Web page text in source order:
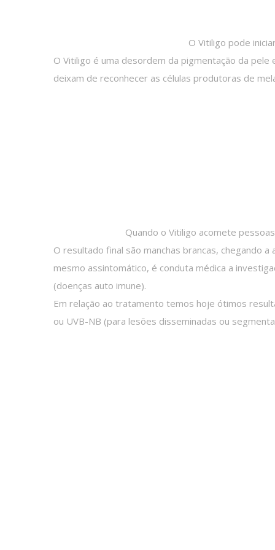
O Vitiligo pode
O Vitiligo é uma desordem da pigmentação da
deixam de reconhecer as células produtoras de
Quando o Vitiligo acomete
O resultado final são manchas brancas, chegando
mesmo assintomático, é conduta médica a
(doenças auto imune).
Em relação ao tratamento temos hoje ótimos
ou UVB-NB (para lesões disseminadas ou